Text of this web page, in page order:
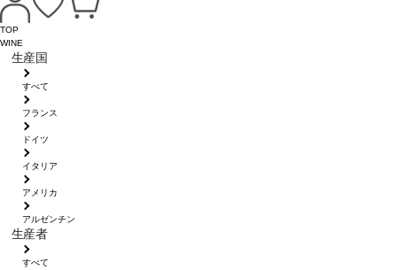
TOP
WINE
生産国
すべて
フランス
ドイツ
イタリア
アメリカ
アルゼンチン
生産者
すべて